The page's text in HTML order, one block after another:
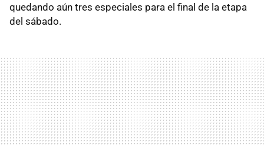
quedando aún tres especiales para el final de la etapa
del sábado.